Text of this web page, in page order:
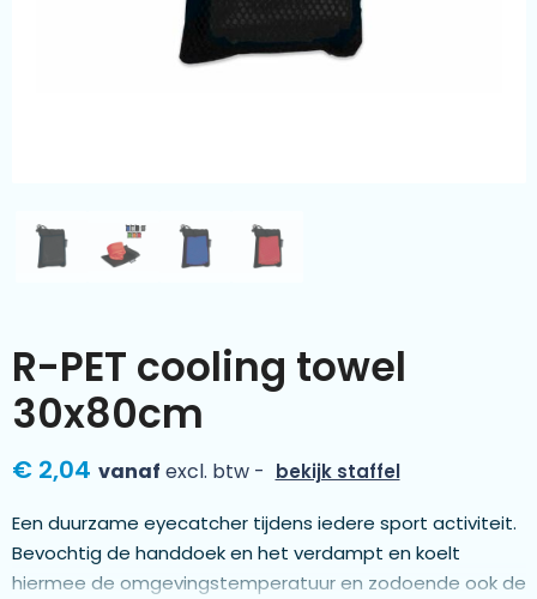
Kleding & textiel
R-PET cooling towel
30x80cm
€ 2,04 vanaf excl. btw - bekijk staffel
Een duurzame eyecatcher tijdens iedere sport activiteit.
Bevochtig de handdoek en het verdampt en koelt
hiermee de omgevingstemperatuur en zodoende ook de